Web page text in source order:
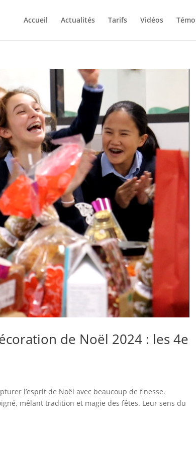
Accueil Actualités Tarifs Vidéos
de Noël 2024 : les 4e
l’esprit de Noël avec beaucoup de finesse.
mêlant tradition et magie des fêtes. Leur sens du